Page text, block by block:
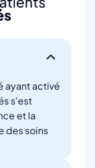
ayant activé
s'est
et la
des soins